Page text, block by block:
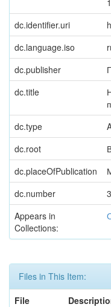
dc.identifier.uri
dc.language.iso
dc.publisher
dc.title
dc.type
dc.root
dc.placeOfPublication
dc.number
3
Appears in
Collections:
Files in This Item:
File